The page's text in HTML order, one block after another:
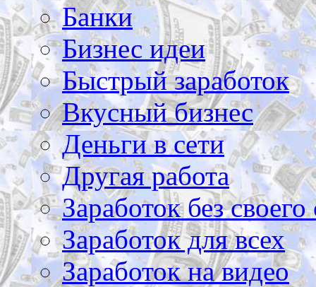
Банки
Бизнес идеи
Быстрый заработок
Вкусный бизнес
Деньги в сети
Другая работа
Заработок без своего
Заработок для всех
Заработок на видео